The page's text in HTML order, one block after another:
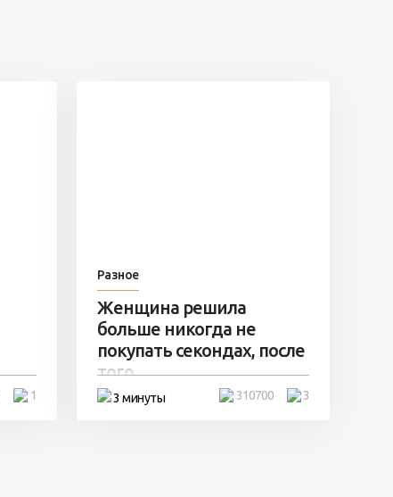
1
Разное
Женщина решила
больше никогда не
покупать секондах, после
того ...
3 минуты 3
310700